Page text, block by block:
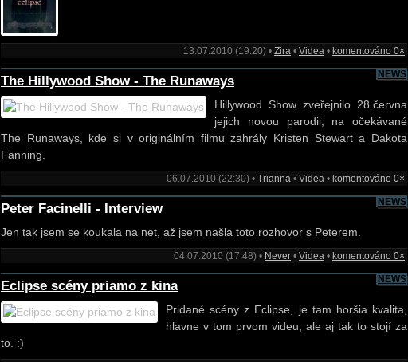
13.07.2010 (19:20) • Zira • Videa • komentováno 0×
NEWS
The Hillywood Show - The Runaways
Hillywood Show zveřejnilo 28.června
jejich novou parodii, na očekávané
The Runaways, kde si v originálním filmu zahrály Kristen Stewart a Dakota
Fanning.
06.07.2010 (22:30) • Trianna • Videa • komentováno 0×
NEWS
Peter Facinelli - Interview
Jen tak jsem se koukala na net, až jsem našla toto rozhovor s Peterem.
04.07.2010 (17:48) • Never • Videa • komentováno 0×
NEWS
Eclipse scény priamo z kina
Pridané scény z Eclipse, je tam horšia kvalita,
hlavne v tom prvom videu, ale aj tak to stojí za
to. :)